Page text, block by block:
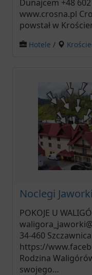
Dunajcem +48
www.crosna.pl
powstał w
Hotele /
Noclegi
POKOJE U
34-460 Szczawnica
https://
Rodzina
swojego…